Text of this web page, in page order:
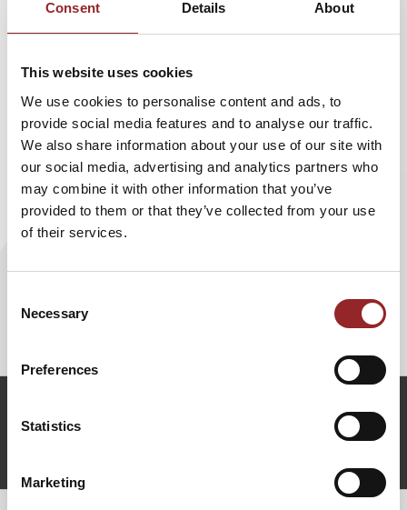
Consent Details About
This website uses cookies
We use cookies to personalise content and ads, to
provide social media features and to analyse our traffic.
We also share information about your use of our site with
our social media, advertising and analytics partners who
may combine it with other information that you’ve
provided to them or that they’ve collected from your use
of their services.
Selection
Necessary
Preferences
Statistics
Marketing
Mit eindrucksvollen Beispielen, überraschenden
Zukunftsbildern und konkreten Handlungsempfehlungen
zeigt Dr. Harald Köpping Athanasopoulos, wie
Unternehmen technologische Innovation nicht nur
verstehen, sondern strategisch nutzen können. Der
Zukunftsforscher macht deutlich: Die entscheidende
Herausforderung unserer Zeit ist nicht die Technologie –
sondern die bewusste Gestaltung ihrer Wirkung.
Dieser Vortrag macht Mut, inspiriert zum Handeln und
bleiben – weil sie Technologie mit menschlicher